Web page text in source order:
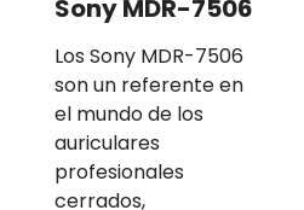
Sony MDR-7506
Los Sony MDR-7506
son un referente en
el mundo de los
auriculares
profesionales
cerrados,